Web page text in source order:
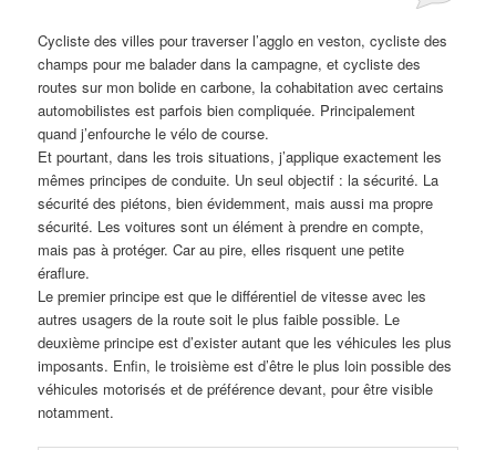
Cycliste des villes pour traverser l’agglo en veston, cycliste des
champs pour me balader dans la campagne, et cycliste des
routes sur mon bolide en carbone, la cohabitation avec certains
automobilistes est parfois bien compliquée. Principalement
quand j’enfourche le vélo de course.
Et pourtant, dans les trois situations, j’applique exactement les
mêmes principes de conduite. Un seul objectif : la sécurité. La
sécurité des piétons, bien évidemment, mais aussi ma propre
sécurité. Les voitures sont un élément à prendre en compte,
mais pas à protéger. Car au pire, elles risquent une petite
éraflure.
Le premier principe est que le différentiel de vitesse avec les
autres usagers de la route soit le plus faible possible. Le
deuxième principe est d’exister autant que les véhicules les plus
imposants. Enfin, le troisième est d’être le plus loin possible des
véhicules motorisés et de préférence devant, pour être visible
notamment.